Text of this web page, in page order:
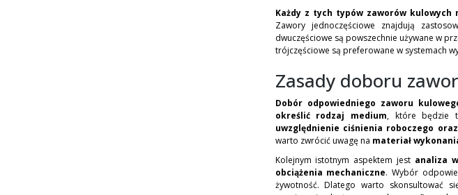
Każdy z tych typów zaworów
Zawory jednoczęściowe znajdują
dwuczęściowe są powszechnie używane w
trójczęściowe są preferowane w systemach
Zasady doboru
Dobór odpowiedniego zaworu
określić rodzaj medium, które będzie
uwzględnienie ciśnienia roboczego
warto zwrócić uwagę na materiał
Kolejnym istotnym aspektem jest analiza
obciążenia mechaniczne. Wybór
żywotność. Dlatego warto skonsultować